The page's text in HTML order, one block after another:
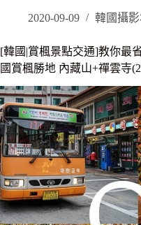
景
逛
街
累
了，
就
停
下
腳
步
來
拍
拍
2020-09-09 韓國攝影
[韓國|賞楓景點交通]教你最
國賞楓勝地 內藏山+禪雲寺